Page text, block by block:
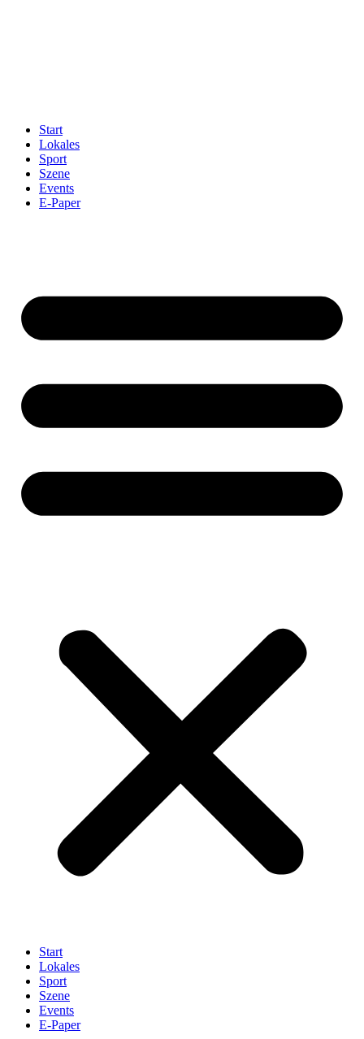
Start
Lokales
Sport
Szene
Events
E-Paper
Start
Lokales
Sport
Szene
Events
E-Paper